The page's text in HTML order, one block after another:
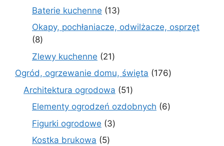
produktów
Baterie kuchenne 1313
produktów
Okapy, pochłaniacze, odwilżacze, osprzęt
88
produktów
Zlewy kuchenne 2121
produktów
Ogród, ogrzewanie domu, święta 176176
Architektura ogrodowa 5151
produktów
Elementy ogrodzeń ozdobnych 66
Figurki ogrodowe 33
Kostka brukowa 55